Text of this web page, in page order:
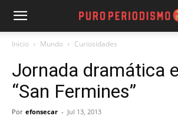
Inicio Mundo Curiosidades
Jornada dramática
“San Fermines”
Por efonsecar - Jul 13, 2013